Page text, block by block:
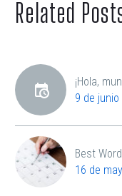
Related
¡Hola,
9 de
Best
16 de